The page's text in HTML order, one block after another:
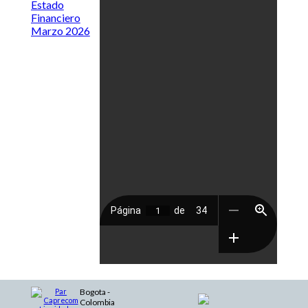
Estado
Financiero
Marzo 2026
Bogota -
Colombia